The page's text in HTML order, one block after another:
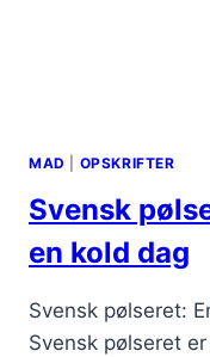
MAD OPSKRIFTER
Svensk
en kold dag
Svensk pølseret:
Svensk pølseret